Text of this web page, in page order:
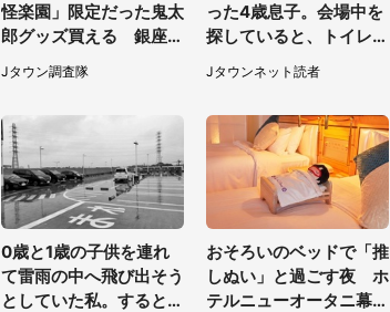
怪楽園」限定だった鬼太
郎グッズ買える 銀座・
博品館TOY PARKへ急げ
【8／8～31】
Jタウン調査隊
った4歳息子。会場中を
探していると、トイレ前
で見知らぬ男性に（東京
都・女性）
Jタウンネット読者
0歳と1歳の子供を連れ
て雷雨の中へ飛び出そう
としていた私。すると突
おそろいのベッドで「推
しぬい」と過ごす夜 ホ
テルニューオータニ幕張